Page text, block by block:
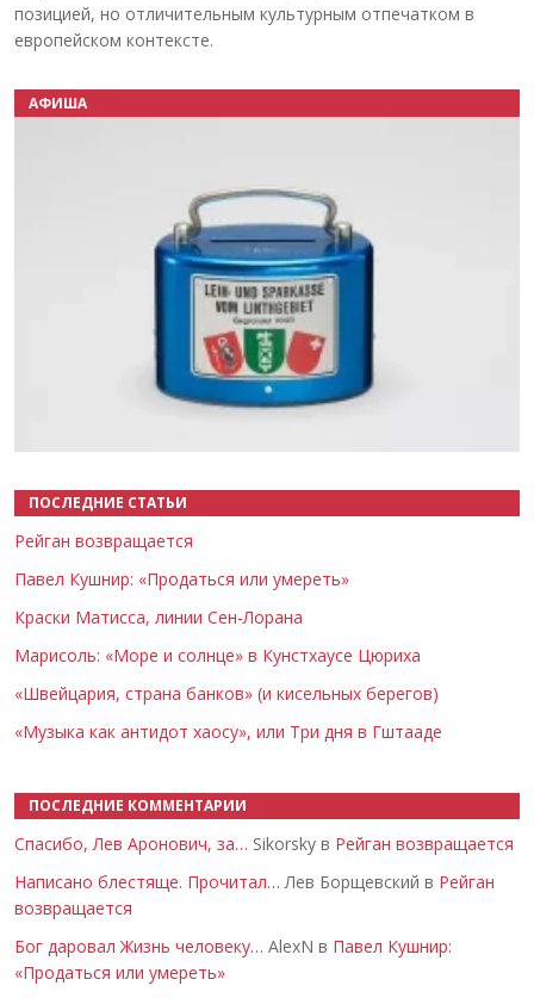
позицией, но отличительным культурным отпечатком в
европейском контексте.
АФИША
ПОСЛЕДНИЕ СТАТЬИ
Рейган возвращается
Павел Кушнир: «Продаться или умереть»
Краски Матисса, линии Сен-Лорана
Марисоль: «Море и солнце» в Кунстхаусе Цюриха
«Швейцария, страна банков» (и кисельных берегов)
«Музыка как антидот хаосу», или Три дня в Гштааде
ПОСЛЕДНИЕ КОММЕНТАРИИ
Спасибо, Лев Аронович, за… Sikorsky в Рейган возвращается
Написано блестяще. Прочитал… Лев Борщевский в Рейган
возвращается
Бог даровал Жизнь человеку… AlexN в Павел Кушнир:
«Продаться или умереть»